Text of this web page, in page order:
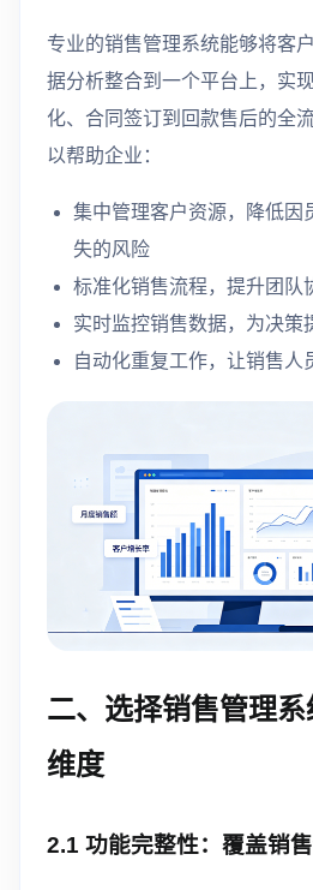
专业的销售管理系统能够将客
据分析整合到一个平台上，实
化、合同签订到回款售后的全
以帮助企业：
集中管理客户资源，降低因
失的风险
标准化销售流程，提升团队
实时监控销售数据，为决策
自动化重复工作，让销售人
二、选择销售管理
维度
2.1 功能完整性：覆盖销